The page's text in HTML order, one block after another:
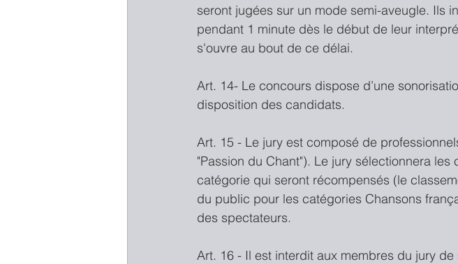
seront jugées sur un mode semi-aveugle. Ils
pendant 1 minute dès le début de leur
s'ouvre au bout de ce délai.
Art. 14- Le concours dispose d’une
disposition des candidats.
Art. 15 - Le jury est composé de
"Passion du Chant"). Le jury sélectionnera
catégorie qui seront récompensés (le
du public pour les catégories Chansons
des spectateurs.
Art. 16 - Il est interdit aux membres du jury